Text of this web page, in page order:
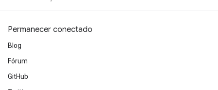
Permanecer conectado
Blog
Fórum
GitHub